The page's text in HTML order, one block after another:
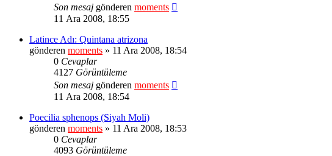
Son mesaj gönderen moments
11 Ara 2008, 18:55
Latince Adı: Quintana atrizona
gönderen moments » 11 Ara 2008, 18:54
0 Cevaplar
4127 Görüntüleme
Son mesaj gönderen moments
11 Ara 2008, 18:54
Poecilia sphenops (Siyah Moli)
gönderen moments » 11 Ara 2008, 18:53
0 Cevaplar
4093 Görüntüleme